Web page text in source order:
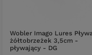
Wobler Imago Lures
żółtobrzeżek 3,5cm -
pływający - DG